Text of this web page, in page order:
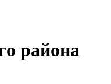
района